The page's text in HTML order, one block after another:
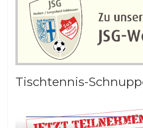
Tischtennis-